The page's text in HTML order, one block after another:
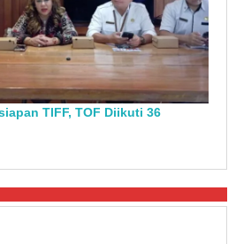
TIFF, TOF Diikuti 36